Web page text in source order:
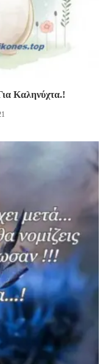
Καληνύχτα.!